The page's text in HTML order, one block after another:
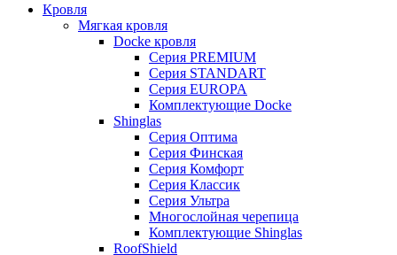
Кровля
Мягкая кровля
Docke кровля
Серия PREMIUM
Серия STANDART
Серия EUROPA
Комплектующие Docke
Shinglas
Серия Оптима
Серия Финская
Серия Комфорт
Серия Классик
Серия Ультра
Многослойная черепица
Комплектующие Shinglas
RoofShield